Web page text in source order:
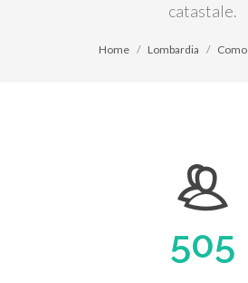
catastale.
Home Lombardia Como
505